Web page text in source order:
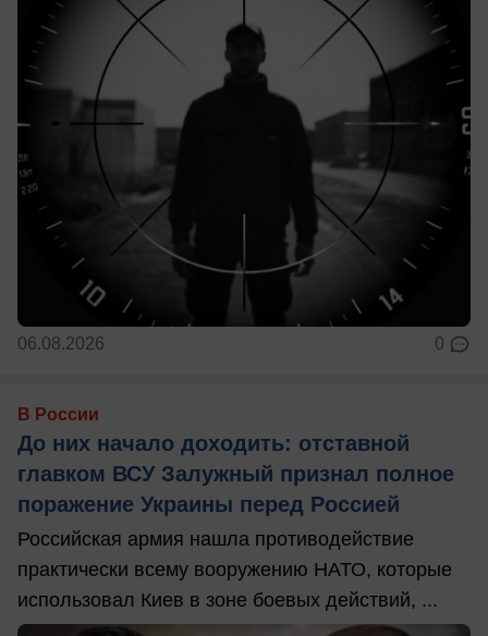
06.08.2026 0
В России
До них начало доходить: отставной
главком ВСУ Залужный признал полное
поражение Украины перед Россией
Российская армия нашла противодействие
практически всему вооружению НАТО, которые
использовал Киев в зоне боевых действий, ...